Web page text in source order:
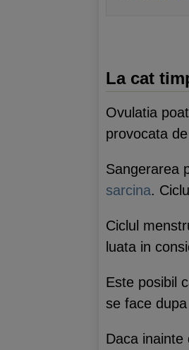
La cat
Ovulatia
provocata
Sangerarea
sarcina.
Ciclul
luata in
Este posibil
se face
Daca